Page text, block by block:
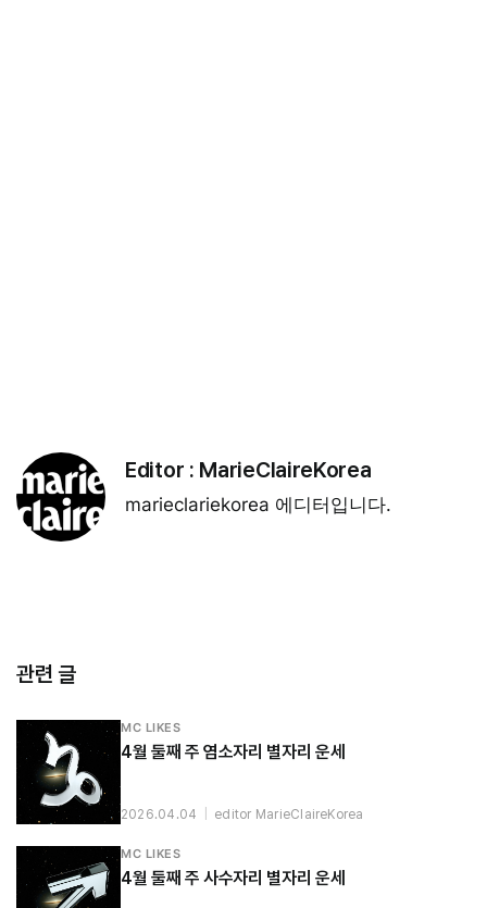
Editor : MarieClaireKorea
marieclariekorea 에디터입니다.
관련 글
MC LIKES
4월 둘째 주 염소자리 별자리 운세
2026.04.04 editor MarieClaireKorea
MC LIKES
4월 둘째 주 사수자리 별자리 운세